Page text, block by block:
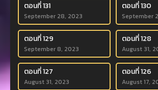
ตอนที่ 131
September 28, 2023
ตอนที่ 130
September
ตอนที่ 129
September 8, 2023
ตอนที่ 128
August 31,
ตอนที่ 127
August 31, 2023
ตอนที่ 126
August 17,